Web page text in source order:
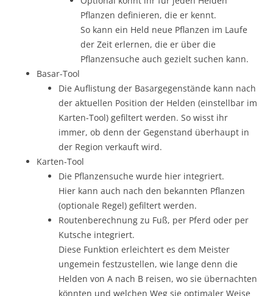
Pflanzen definieren, die er kennt.
So kann ein Held neue Pflanzen im Laufe
der Zeit erlernen, die er über die
Pflanzensuche auch gezielt suchen kann.
Basar-Tool
Die Auflistung der Basargegenstände kann nach
der aktuellen Position der Helden (einstellbar im
Karten-Tool) gefiltert werden. So wisst ihr
immer, ob denn der Gegenstand überhaupt in
der Region verkauft wird.
Karten-Tool
Die Pflanzensuche wurde hier integriert.
Hier kann auch nach den bekannten Pflanzen
(optionale Regel) gefiltert werden.
Routenberechnung zu Fuß, per Pferd oder per
Kutsche integriert.
Diese Funktion erleichtert es dem Meister
ungemein festzustellen, wie lange denn die
Helden von A nach B reisen, wo sie übernachten
könnten und welchen Weg sie optimaler Weise